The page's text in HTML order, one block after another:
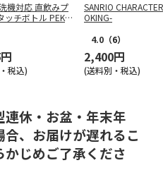
機対応 直飲みプ
ッチボトル PEKO
税込)
SANRIO
OKING-
4.0 （6）
2,400円
(送料別・税込)
休・お盆・年末年
、お届けが遅れるこ
じめご了承くださ